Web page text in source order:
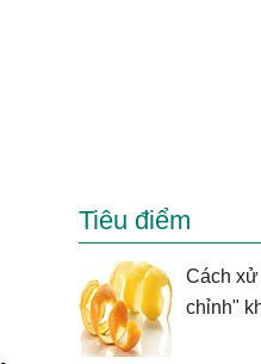
Tiêu điểm
Cách xử
chỉnh"